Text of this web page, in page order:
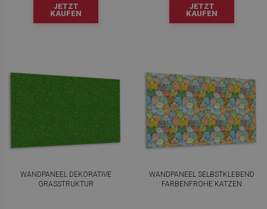
JETZT
KAUFEN
JETZT
KAUFEN
WANDPANEEL DEKORATIVE
GRASSTRUKTUR
WANDPANEEL SELBSTKLEBEND
FARBENFROHE KATZEN